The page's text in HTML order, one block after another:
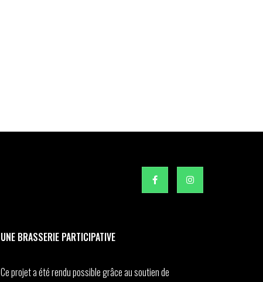
UNE BRASSERIE PARTICIPATIVE
Ce projet a été rendu possible grâce au soutien de